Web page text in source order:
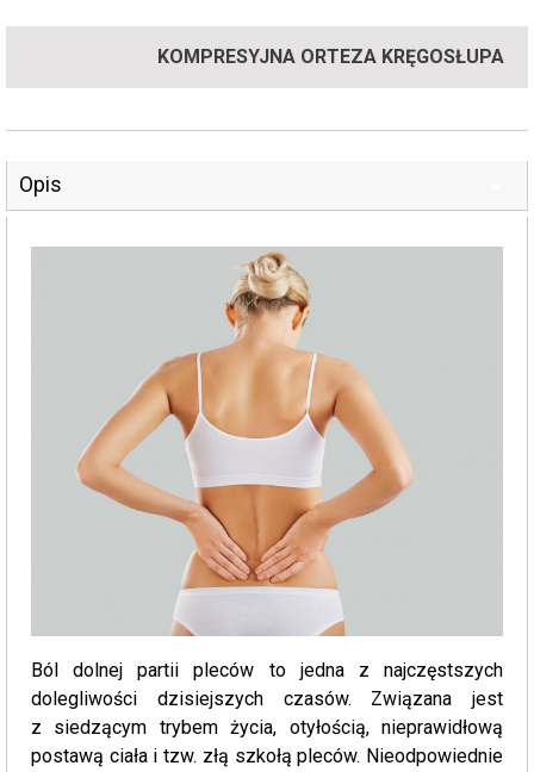
KOMPRESYJNA ORTEZA KRĘGOSŁUPA
Opis
Ból dolnej partii pleców to jedna z najczęstszych
dolegliwości dzisiejszych czasów. Związana jest
z siedzącym trybem życia, otyłością, nieprawidłową
postawą ciała i tzw. złą szkołą pleców. Nieodpowiednie